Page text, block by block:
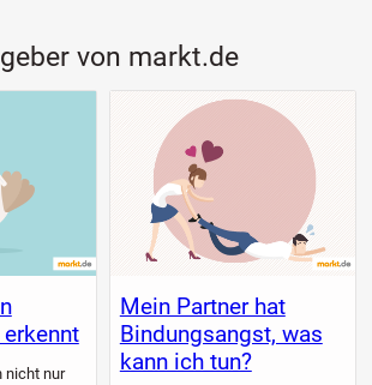
von markt.de
nicht nur
Mein Partner hat
Bindungsangst, was
kann ich tun?